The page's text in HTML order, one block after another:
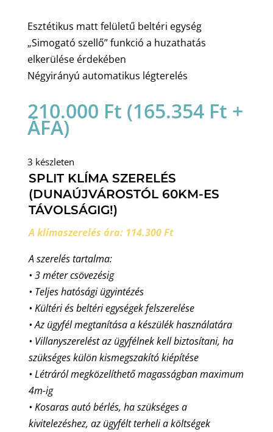
Esztétikus matt felületű beltéri egység
„Simogató szellő” funkció a huzathatás
elkerülése érdekében
Négyirányú automatikus légterelés
210.000 Ft (165.354 Ft +
ÁFA)
3 készleten
SPLIT KLÍMA SZERELÉS
(DUNAÚJVÁROSTÓL 60KM-ES
TÁVOLSÁGIG!)
A klímaszerelés ára: 114.300 Ft
A szerelés tartalma:
• 3 méter csövezésig
• Teljes hatósági ügyintézés
• Kültéri és beltéri egységek felszerelése
• Az ügyfél megtanítása a készülék használatára
• Villanyszerelést az ügyfélnek kell biztosítani, ha
szükséges külön kismegszakító kiépítése
• Létráról megközelíthető magasságban maximum
4m-ig
• Kosaras autó bérlés, ha szükséges a
kivitelezéshez, az ügyfélt terheli a költségek